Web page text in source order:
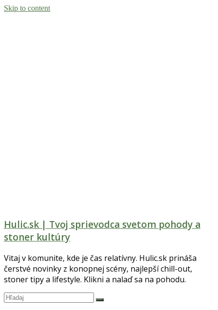
Skip to content
Hulic.sk | Tvoj sprievodca svetom pohody a
stoner kultúry
Vitaj v komunite, kde je čas relatívny. Hulic.sk prináša
čerstvé novinky z konopnej scény, najlepší chill-out,
stoner tipy a lifestyle. Klikni a nalaď sa na pohodu.